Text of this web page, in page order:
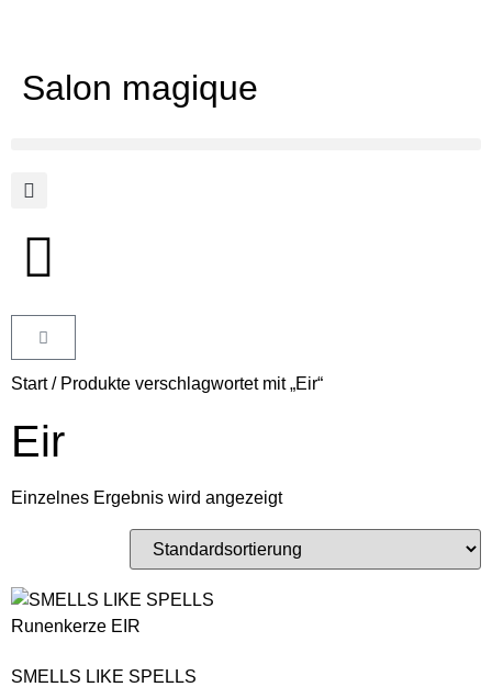
Salon magique
Start/ Produkte verschlagwortet mit „Eir“
Eir
Einzelnes Ergebnis wird angezeigt
SMELLS LIKE SPELLS